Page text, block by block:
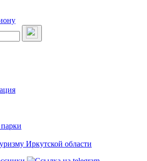
Иркутской области